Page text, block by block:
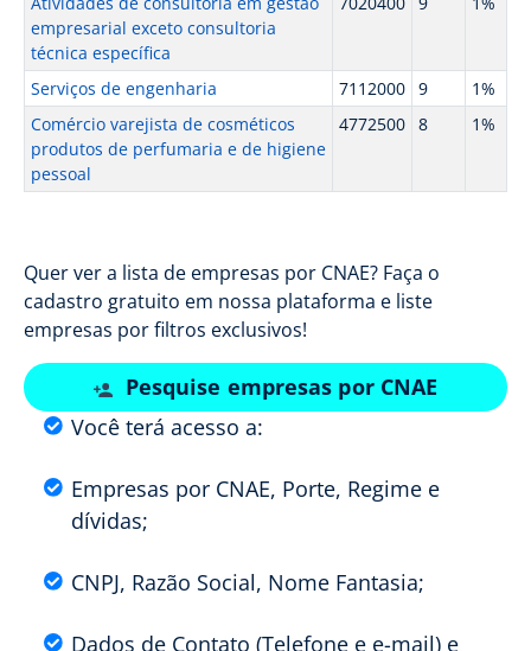
empresarial exceto consultoria
técnica específica
Serviços de engenharia 7112000 9
1%
Comércio varejista de cosméticos
produtos de perfumaria e de higiene
pessoal
4772500 8 1%
Quer ver a lista de empresas por CNAE? Faça o
cadastro gratuito em nossa plataforma e liste
empresas por filtros exclusivos!
Pesquise empresas por CNAE
Você terá acesso a:
Empresas por CNAE, Porte, Regime e
dívidas;
CNPJ, Razão Social, Nome Fantasia;
Dados de Contato (Telefone e e-mail) e